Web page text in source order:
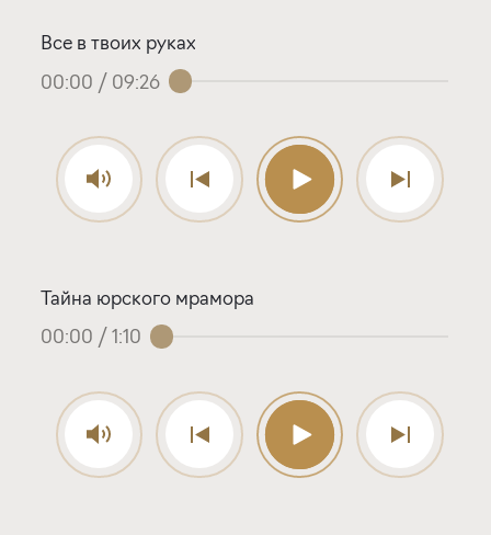
Все в твоих руках
00:00 / 09:26
Тайна юрского мрамора
00:00 /1:10